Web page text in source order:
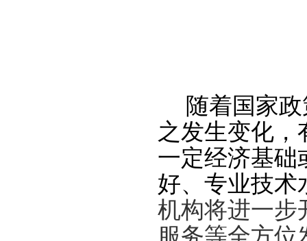
随着国家
之发生变化，
一定经济基础
好、专业技术
机构将进一步
服务等全方